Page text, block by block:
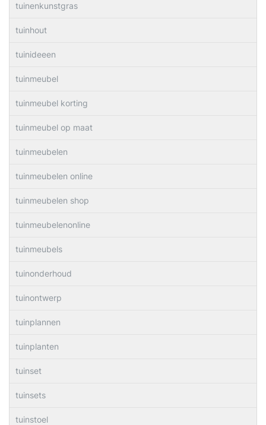
tuinenkunstgras
tuinhout
tuinideeen
tuinmeubel
tuinmeubel korting
tuinmeubel op maat
tuinmeubelen
tuinmeubelen online
tuinmeubelen shop
tuinmeubelenonline
tuinmeubels
tuinonderhoud
tuinontwerp
tuinplannen
tuinplanten
tuinset
tuinsets
tuinstoel